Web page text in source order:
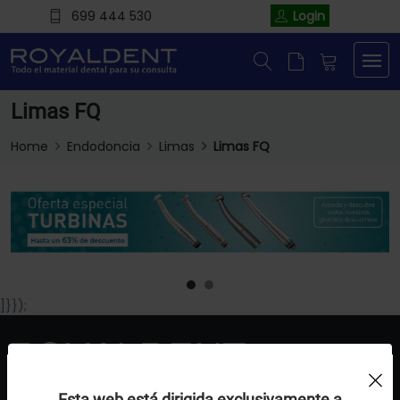
699 444 530 Login
Limas FQ
Home Endodoncia Limas Limas FQ
]}});